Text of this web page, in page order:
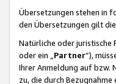
Übersetzungen stehen in
den Übersetzungen gilt
Natürliche oder juristische
oder ein „Partner“),
Ihrer Anmeldung auf bzw.
zu, die durch